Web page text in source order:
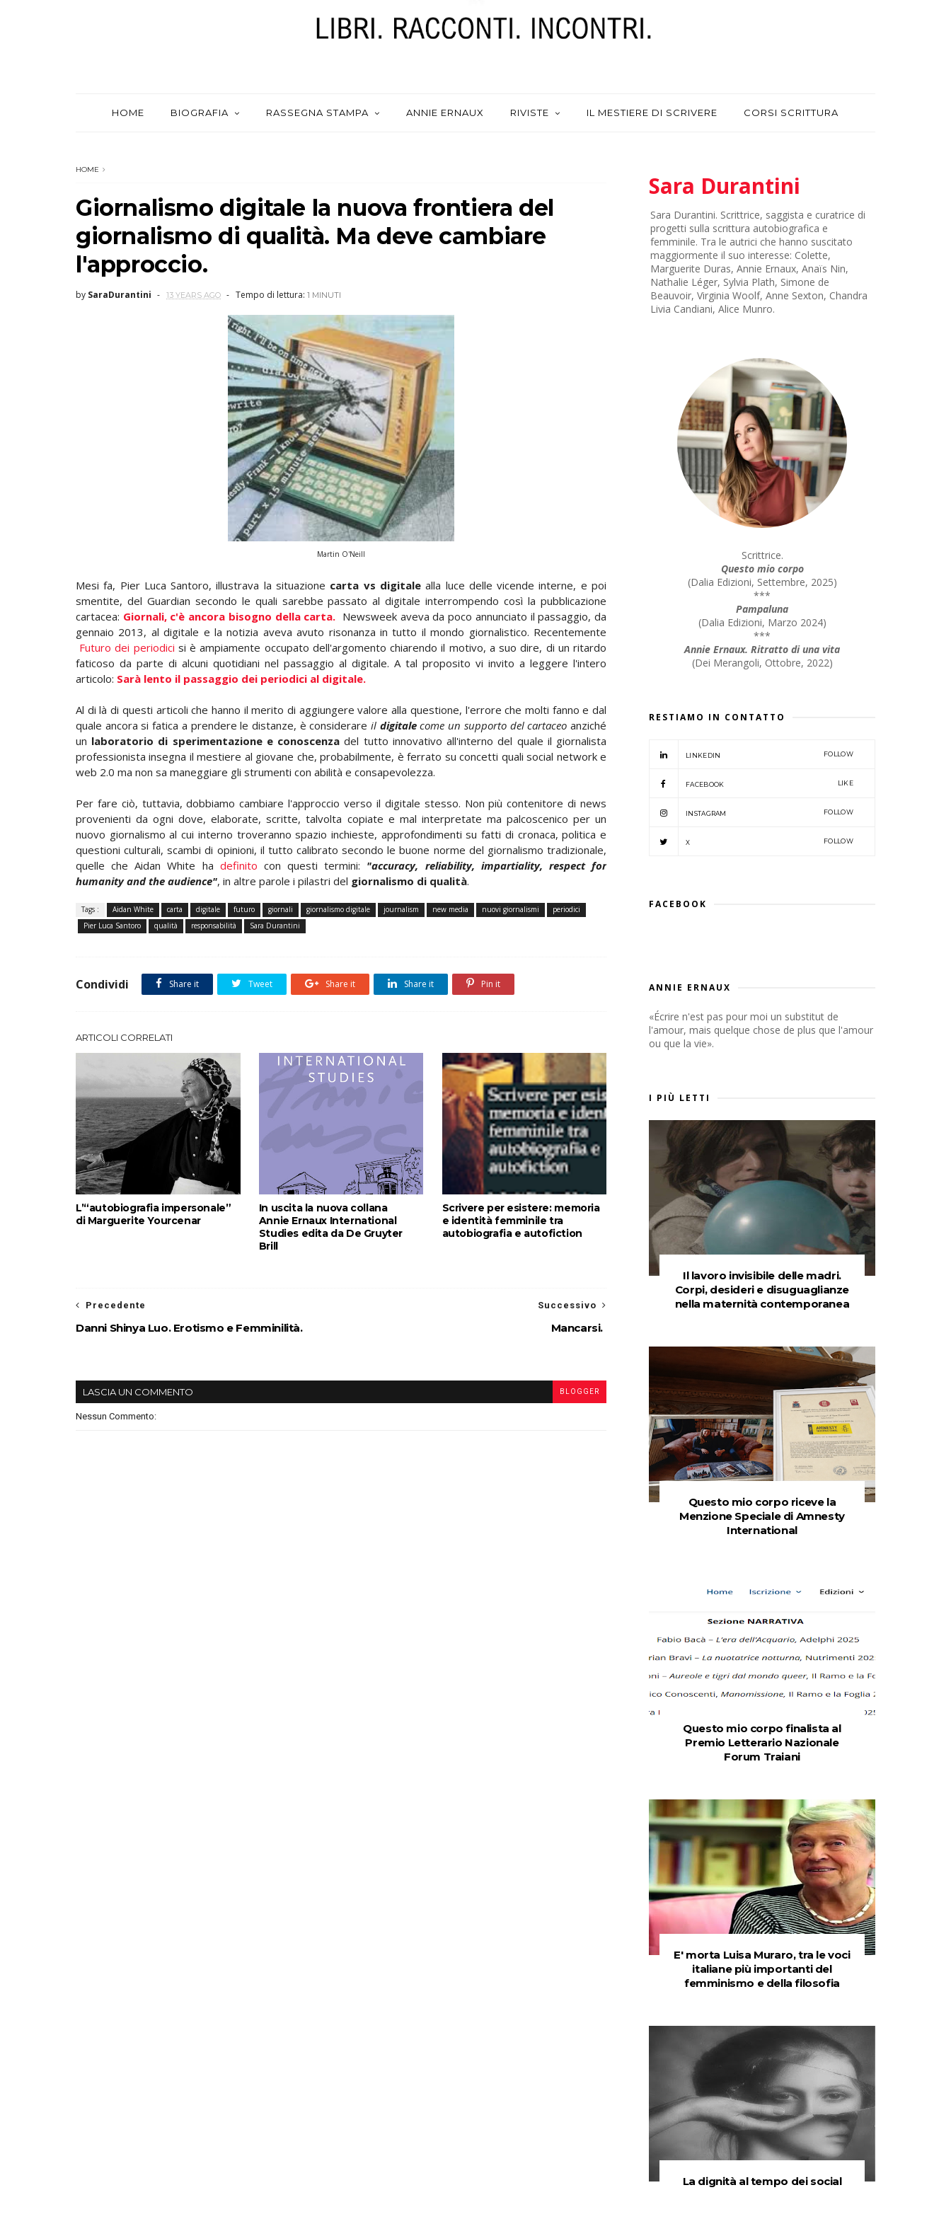
HOME BIOGRAFIA RASSEGNA STAMPA ANNIE ERNAUX RIVISTE IL MESTIERE DI SCRIVERE CORSI SCRITTURA
HOME
Giornalismo digitale la nuova frontiera del
giornalismo di qualità. Ma deve cambiare
l'approccio.
by SaraDurantini 13 YEARS AGO Tempo di lettura: 1 MINUTI
Martin O'Neill
Mesi fa, Pier Luca Santoro, illustrava la situazione carta vs digitalealla luce delle vicende interne, e poi
smentite, del Guardian secondo le quali sarebbe passato al digitale interrompendo così la pubblicazione
cartacea: Giornali, c'è ancora bisogno della carta. Newsweek aveva da poco annunciato il passaggio, da
gennaio 2013, al digitale e la notizia aveva avuto risonanza in tutto il mondo giornalistico. Recentemente
Futuro dei periodici si è ampiamente occupato dell'argomento chiarendo il motivo, a suo dire, di un ritardo
faticoso da parte di alcuni quotidiani nel passaggio al digitale. A tal proposito vi invito a leggere l'intero
articolo: Sarà lento il passaggio dei periodici al digitale.
Al di là di questi articoli che hanno il merito di aggiungere valore alla questione, l'errore che molti fanno e dal
quale ancora si fatica a prendere le distanze, è considerareil digitalecome un supporto del cartaceoanziché
un laboratorio di sperimentazione e conoscenzadel tutto innovativo all'interno del quale il giornalista
professionista insegna il mestiere al giovane che, probabilmente, è ferrato su concetti quali social network e
web 2.0 ma non sa maneggiare gli strumenti con abilità e consapevolezza.
Per fare ciò, tuttavia, dobbiamo cambiare l'approccio verso il digitale stesso. Non più contenitore di news
provenienti da ogni dove, elaborate, scritte, talvolta copiate e mal interpretate ma palcoscenico per un
nuovo giornalismo al cui interno troveranno spazio inchieste, approfondimenti su fatti di cronaca, politica e
questioni culturali, scambi di opinioni, il tutto calibrato secondo le buone norme del giornalismo tradizionale,
quelle che Aidan White ha definito con questi termini: "accuracy, reliability, impartiality, respect for
humanity and the audience", in altre parole i pilastri del giornalismo di qualità.
Tags : Aidan White carta digitale futuro giornali giornalismo digitale journalism new media nuovi giornalismi
periodici
Pier Luca Santoro
qualità responsabilità Sara Durantini
Condividi Share it Tweet Share it Share it Pin it
ARTICOLI CORRELATI
L’“autobiografia impersonale”
di Marguerite Yourcenar
In uscita la nuova collana
Annie Ernaux International
Studies edita da De Gruyter
Brill
Scrivere per esistere: memoria
e identità femminile tra
autobiografia e autofiction
Successivo
Mancarsi.
Precedente
Danni Shinya Luo. Erotismo e Femminilità.
LASCIA UN COMMENTO BLOGGER
Nessun Commento:
Sara Durantini
Sara Durantini. Scrittrice, saggista e curatrice di
progetti sulla scrittura autobiografica e
femminile. Tra le autrici che hanno suscitato
maggiormente il suo interesse: Colette,
Marguerite Duras, Annie Ernaux, Anaïs Nin,
Nathalie Léger, Sylvia Plath, Simone de
Beauvoir, Virginia Woolf, Anne Sexton, Chandra
Livia Candiani, Alice Munro.
Scrittrice.
Questo mio corpo
(Dalia Edizioni, Settembre, 2025)
***
Pampaluna
(Dalia Edizioni, Marzo 2024)
***
Annie Ernaux. Ritratto di una vita
(Dei Merangoli, Ottobre, 2022)
RESTIAMO IN CONTATTO
LINKEDIN FOLLOW
FACEBOOK LIKE
INSTAGRAM FOLLOW
X FOLLOW
FACEBOOK
ANNIE ERNAUX
«Écrire n'est pas pour moi un substitut de
l'amour, mais quelque chose de plus que l'amour
ou que la vie».
I PIÙ LETTI
Il lavoro invisibile delle madri.
Corpi, desideri e disuguaglianze
nella maternità contemporanea
Questo mio corpo riceve la
Menzione Speciale di Amnesty
International
Questo mio corpo finalista al
Premio Letterario Nazionale
Forum Traiani
E' morta Luisa Muraro, tra le voci
italiane più importanti del
femminismo e della filosofia
La dignità al tempo dei social